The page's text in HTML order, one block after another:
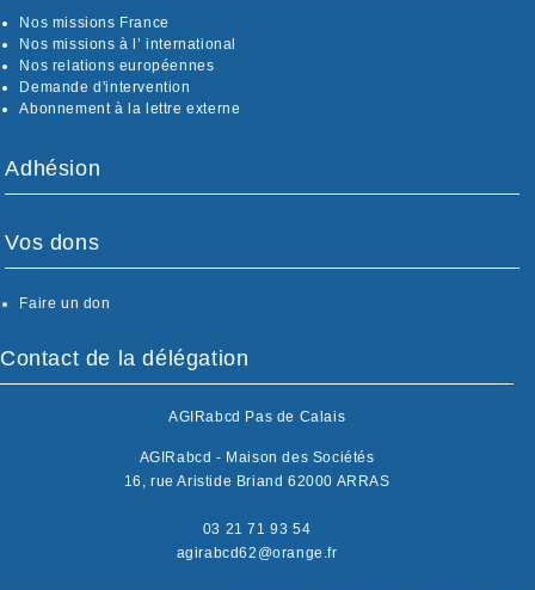
Nos missions France
Nos missions à l’ international
Nos relations européennes
Demande d'intervention
Abonnement à la lettre externe
Adhésion
Vos dons
Faire un don
Contact de la délégation
AGIRabcd Pas de Calais
AGIRabcd - Maison des Sociétés
16, rue Aristide Briand 62000 ARRAS
03 21 71 93 54
agirabcd62@orange.fr